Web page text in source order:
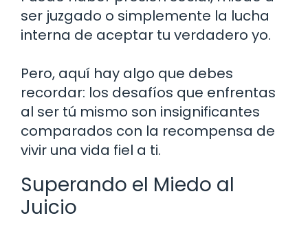
ser juzgado o simplemente la lucha
interna de aceptar tu verdadero yo.
Pero, aquí hay algo que debes
recordar: los desafíos que enfrentas
al ser tú mismo son insignificantes
comparados con la recompensa de
vivir una vida fiel a ti.
Superando el Miedo al
Juicio